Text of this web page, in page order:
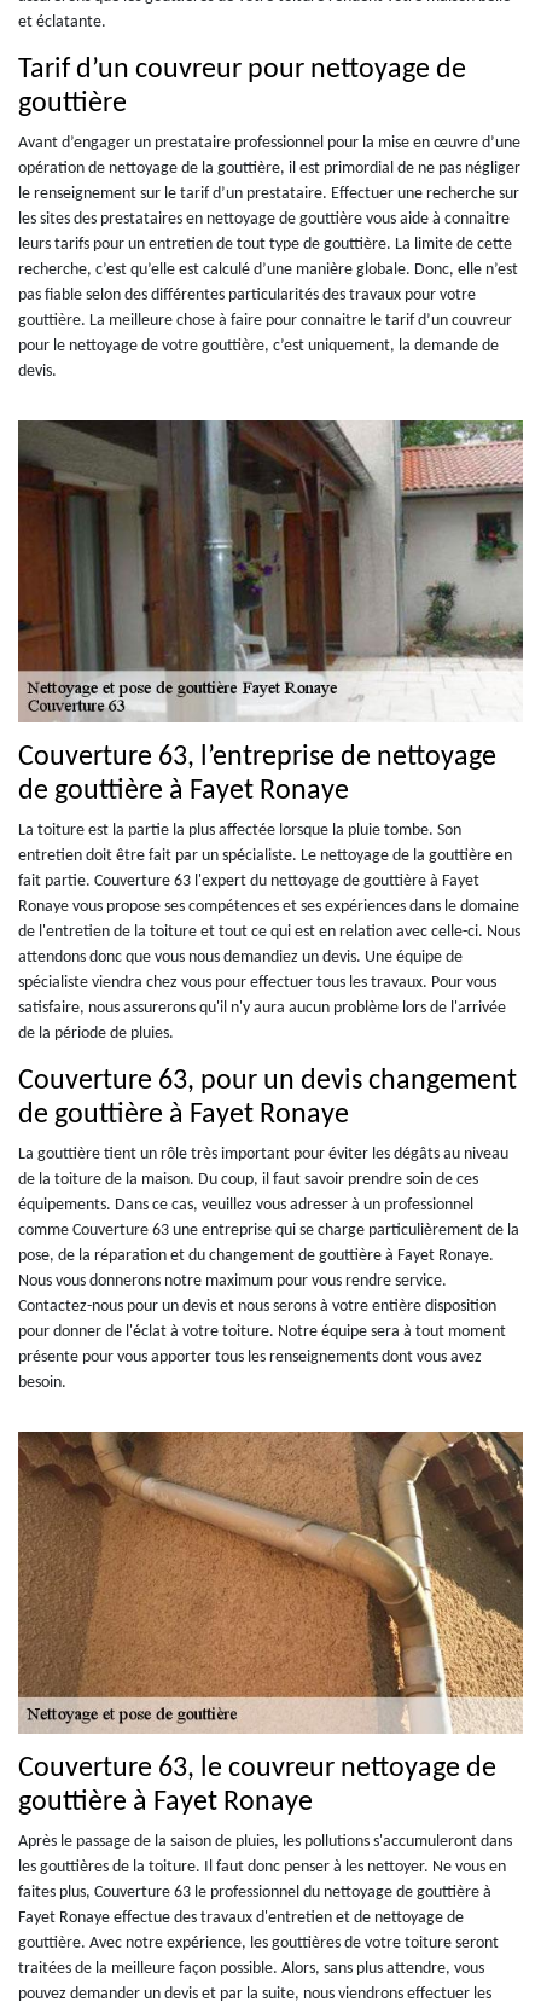
et éclatante.
Tarif d’un couvreur pour nettoyage de
gouttière
Avant d’engager un prestataire professionnel pour la mise en œuvre d’une
opération de nettoyage de la gouttière, il est primordial de ne pas négliger
le renseignement sur le tarif d’un prestataire. Effectuer une recherche sur
les sites des prestataires en nettoyage de gouttière vous aide à connaitre
leurs tarifs pour un entretien de tout type de gouttière. La limite de cette
recherche, c’est qu’elle est calculé d’une manière globale. Donc, elle n’est
pas fiable selon des différentes particularités des travaux pour votre
gouttière. La meilleure chose à faire pour connaitre le tarif d’un couvreur
pour le nettoyage de votre gouttière, c’est uniquement, la demande de
devis.
Couverture 63, l’entreprise de nettoyage
de gouttière à Fayet Ronaye
La toiture est la partie la plus affectée lorsque la pluie tombe. Son
entretien doit être fait par un spécialiste. Le nettoyage de la gouttière en
fait partie. Couverture 63 l'expert du nettoyage de gouttière à Fayet
Ronaye vous propose ses compétences et ses expériences dans le domaine
de l'entretien de la toiture et tout ce qui est en relation avec celle-ci. Nous
attendons donc que vous nous demandiez un devis. Une équipe de
spécialiste viendra chez vous pour effectuer tous les travaux. Pour vous
satisfaire, nous assurerons qu'il n'y aura aucun problème lors de l'arrivée
de la période de pluies.
Couverture 63, pour un devis changement
de gouttière à Fayet Ronaye
La gouttière tient un rôle très important pour éviter les dégâts au niveau
de la toiture de la maison. Du coup, il faut savoir prendre soin de ces
équipements. Dans ce cas, veuillez vous adresser à un professionnel
comme Couverture 63 une entreprise qui se charge particulièrement de la
pose, de la réparation et du changement de gouttière à Fayet Ronaye.
Nous vous donnerons notre maximum pour vous rendre service.
Contactez-nous pour un devis et nous serons à votre entière disposition
pour donner de l'éclat à votre toiture. Notre équipe sera à tout moment
présente pour vous apporter tous les renseignements dont vous avez
besoin.
Couverture 63, le couvreur nettoyage de
gouttière à Fayet Ronaye
Après le passage de la saison de pluies, les pollutions s'accumuleront dans
les gouttières de la toiture. Il faut donc penser à les nettoyer. Ne vous en
faites plus, Couverture 63 le professionnel du nettoyage de gouttière à
Fayet Ronaye effectue des travaux d'entretien et de nettoyage de
gouttière. Avec notre expérience, les gouttières de votre toiture seront
traitées de la meilleure façon possible. Alors, sans plus attendre, vous
pouvez demander un devis et par la suite, nous viendrons effectuer les